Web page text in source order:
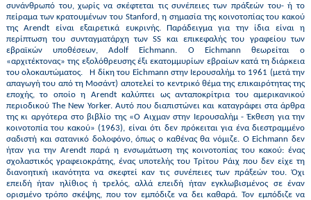
συνάνθρωπό του, χωρίς να σκέφτεται τις συνέπειες των πράξεών του- ή το
πείραμα των κρατουμένων του Stanford, η σημασία της κοινοτοπίας του κακού
της Arendt είναι εξαιρετικά ευκρινής. Παράδειγμα για την ίδια είναι η
περίπτωση του συνταγματάρχη των SS και επικεφαλής του γραφείου των
εβραϊκών υποθέσεων, Adolf Eichmann. Ο Eichmann θεωρείται ο
«αρχιτέκτονας» της εξολόθρευσης έξι εκατομμυρίων εβραίων κατά τη διάρκεια
του ολοκαυτώματος. H δίκη του Eichmann στην Ιερουσαλήμ το 1961 (μετά την
απαγωγή του από τη Μοσάντ) αποτελεί το κεντρικό θέμα της επικαιρότητας της
εποχής, το οποίο η Arendt καλύπτει ως ανταποκρίτρια του αμερικανικού
περιοδικού The New Yorker. Αυτό που διαπιστώνει και καταγράφει στα άρθρα
της κι αργότερα στο βιβλίο της «Ο Άιχμαν στην Ιερουσαλήμ - Έκθεση για την
κοινοτοπία του κακού» (1963), είναι ότι δεν πρόκειται για ένα διεστραμμένο
σαδιστή και σατανικό δολοφόνο, όπως ο καθένας θα νόμιζε. Ο Eichmann δεν
ήταν για την Arendt παρά η ενσωμάτωση της κοινοτοπίας του κακού: ένας
σχολαστικός γραφειοκράτης, ένας υποτελής του Τρίτου Ράιχ που δεν είχε τη
διανοητική ικανότητα να σκεφτεί καν τις συνέπειες των πράξεών του. Όχι
επειδή ήταν ηλίθιος ή τρελός, αλλά επειδή ήταν εγκλωβισμένος σε έναν
ορισμένο τρόπο σκέψης, που τον εμπόδιζε να δει καθαρά. Τον εμπόδιζε να